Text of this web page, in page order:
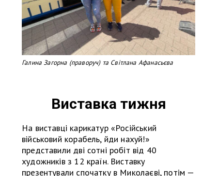
Галина Загорна (праворуч) та Світлана Афанасьєва
Виставка тижня
На виставці карикатур «Російський
військовий корабель, йди нахуй!»
представили дві сотні робіт від 40
художників з 12 країн. Виставку
презентували спочатку в Миколаєві, потім —